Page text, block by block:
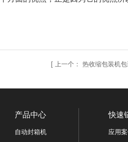
[ 上一个： 热收缩包装机
产品中心
自动封箱机
快速
应用案